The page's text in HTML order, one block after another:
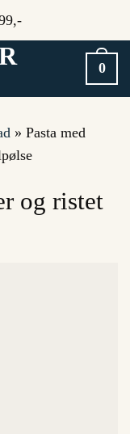
0
» Pasta med
og ristet